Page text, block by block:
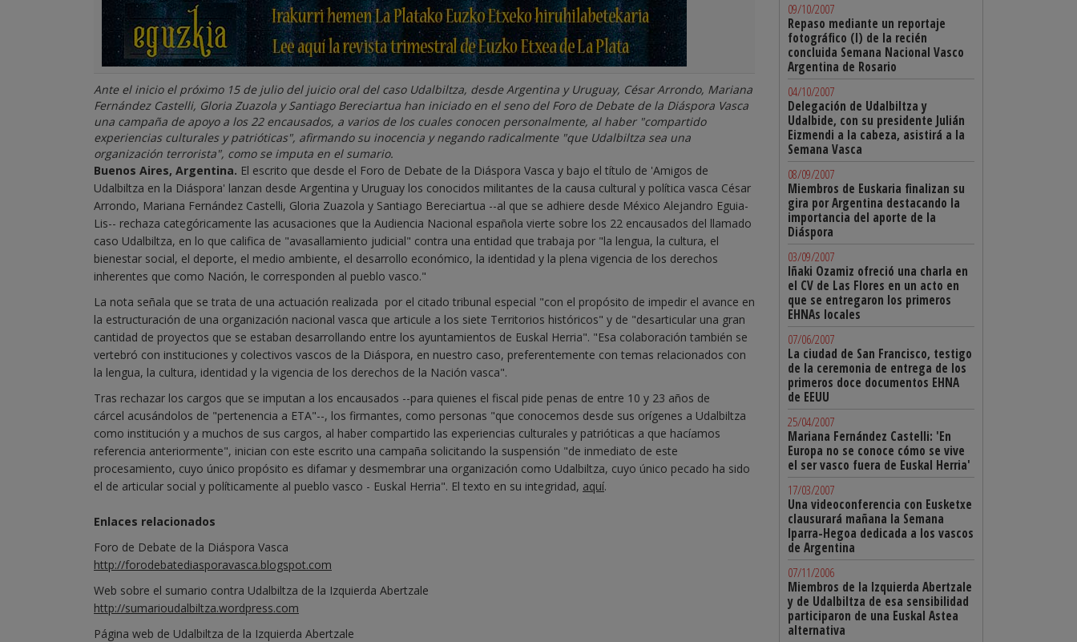
Ante el inicio el próximo 15 de julio del juicio oral del caso Udalbiltza, desde Argentina y Uruguay, César Arrondo, Mariana
Fernández Castelli, Gloria Zuazola y Santiago Bereciartua han iniciado en el seno del Foro de Debate de la Diáspora Vasca
una campaña de apoyo a los 22 encausados, a varios de los cuales conocen personalmente, al haber "compartido
experiencias culturales y patrióticas", afirmando su inocencia y negando radicalmente "que Udalbiltza sea una
organización terrorista", como se imputa en el sumario.
Buenos Aires, Argentina. El escrito que desde el Foro de Debate de la Diáspora Vasca y bajo el título de 'Amigos de
Udalbiltza en la Diáspora' lanzan desde Argentina y Uruguay los conocidos militantes de la causa cultural y política vasca César
Arrondo, Mariana Fernández Castelli, Gloria Zuazola y Santiago Bereciartua --al que se adhiere desde México Alejandro Eguia-
Lis-- rechaza categóricamente las acusaciones que la Audiencia Nacional española vierte sobre los 22 encausados del llamado
caso Udalbiltza, en lo que califica de "avasallamiento judicial" contra una entidad que trabaja por "la lengua, la cultura, el
bienestar social, el deporte, el medio ambiente, el desarrollo económico, la identidad y la plena vigencia de los derechos
inherentes que como Nación, le corresponden al pueblo vasco."
La nota señala que se trata de una actuación realizada por el citado tribunal especial "con el propósito de impedir el avance en
la estructuración de una organización nacional vasca que articule a los siete Territorios históricos" y de "desarticular una gran
cantidad de proyectos que se estaban desarrollando entre los ayuntamientos de Euskal Herria". "Esa colaboración también se
vertebró con instituciones y colectivos vascos de la Diáspora, en nuestro caso, preferentemente con temas relacionados con
la lengua, la cultura, identidad y la vigencia de los derechos de la Nación vasca".
Tras rechazar los cargos que se imputan a los encausados --para quienes el fiscal pide penas de entre 10 y 23 años de
cárcel acusándolos de "pertenencia a ETA"--, los firmantes, como personas "que conocemos desde sus orígenes a Udalbiltza
como institución y a muchos de sus cargos, al haber compartido las experiencias culturales y patrióticas a que hacíamos
referencia anteriormente", inician con este escrito una campaña solicitando la suspensión "de inmediato de este
procesamiento, cuyo único propósito es difamar y desmembrar una organización como Udalbiltza, cuyo único pecado ha sido
el de articular social y políticamente al pueblo vasco - Euskal Herria". El texto en su integridad, aquí.
Enlaces relacionados
Foro de Debate de la Diáspora Vasca
http://forodebatediasporavasca.blogspot.com
Web sobre el sumario contra Udalbiltza de la Izquierda Abertzale
http://sumarioudalbiltza.wordpress.com
Página web de Udalbiltza de la Izquierda Abertzale
09/10/2007
Repaso mediante un reportaje
fotográfico (I) de la recién
concluida Semana Nacional Vasco
Argentina de Rosario
04/10/2007
Delegación de Udalbiltza y
Udalbide, con su presidente Julián
Eizmendi a la cabeza, asistirá a la
Semana Vasca
08/09/2007
Miembros de Euskaria finalizan su
gira por Argentina destacando la
importancia del aporte de la
Diáspora
03/09/2007
Iñaki Ozamiz ofreció una charla en
el CV de Las Flores en un acto en
que se entregaron los primeros
EHNAs locales
07/06/2007
La ciudad de San Francisco, testigo
de la ceremonia de entrega de los
primeros doce documentos EHNA
de EEUU
25/04/2007
Mariana Fernández Castelli: 'En
Europa no se conoce cómo se vive
el ser vasco fuera de Euskal Herria'
17/03/2007
Una videoconferencia con Eusketxe
clausurará mañana la Semana
Iparra-Hegoa dedicada a los vascos
de Argentina
07/11/2006
Miembros de la Izquierda Abertzale
y de Udalbiltza de esa sensibilidad
participaron de una Euskal Astea
alternativa